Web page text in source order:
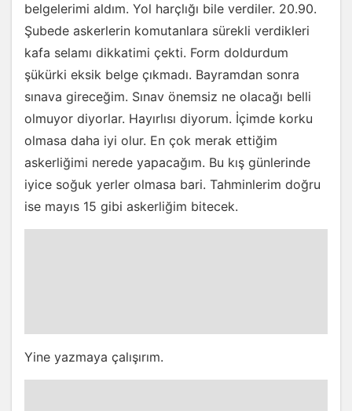
belgelerimi aldım. Yol harçlığı bile verdiler. 20.90.
Şubede askerlerin komutanlara sürekli verdikleri
kafa selamı dikkatimi çekti. Form doldurdum
şükürki eksik belge çıkmadı. Bayramdan sonra
sınava gireceğim. Sınav önemsiz ne olacağı belli
olmuyor diyorlar. Hayırlısı diyorum. İçimde korku
olmasa daha iyi olur. En çok merak ettiğim
askerliğimi nerede yapacağım. Bu kış günlerinde
iyice soğuk yerler olmasa bari. Tahminlerim doğru
ise mayıs 15 gibi askerliğim bitecek.
Yine yazmaya çalışırım.